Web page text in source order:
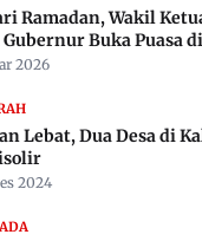
Ramadan, Wakil
Buka Puasa
2026
Lebat, Dua Desa di
2024